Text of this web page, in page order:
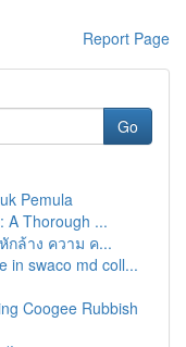
Report Page
Go
Pemula
A Thorough ...
กล้าง ความ ค...
in swaco md coll...
Coogee Rubbish